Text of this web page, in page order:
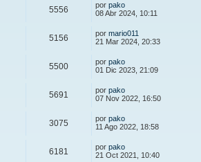
5556 por pako
08 Abr 2024, 10:11
5156 por mario011
21 Mar 2024, 20:33
5500 por pako
01 Dic 2023, 21:09
5691 por pako
07 Nov 2022, 16:50
3075 por pako
11 Ago 2022, 18:58
6181 por pako
21 Oct 2021, 10:40